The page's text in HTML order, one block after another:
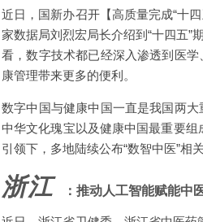
近日，国新办召开【高质量完成“十
家数据局刘烈宏局长介绍到“十四五
看，数字技术都已经深入渗透到医
康管理带来更多的便利。
数字中国与健康中国一直是我国两
中华文化瑰宝以及健康中国最重要组
引领下，多地陆续公布“数智中医”相
浙江 ：推动人工智能赋能中